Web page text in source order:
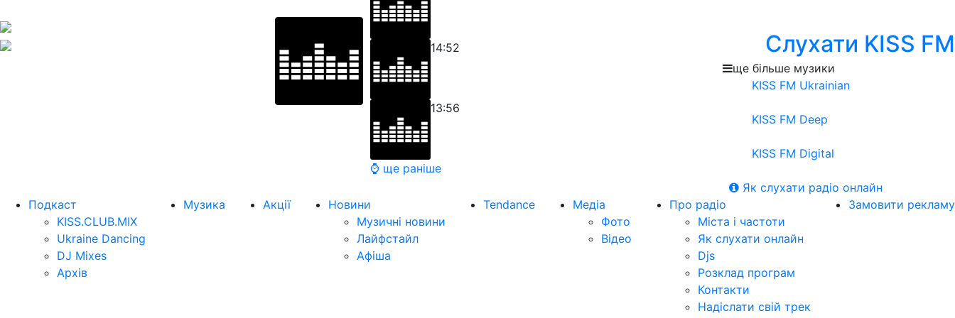
14:52
13:56
⌚ ще раніше
Слухати KISS FM
ще більше музики
KISS FM Ukrainian
KISS FM Deep
KISS FM Digital
Як слухати радіо онлайн
Подкаст
KISS.CLUB.MIX
Ukraine Dancing
DJ Mixes
Архів
Музика Акції
Новини
Музичні новини
Лайфстайл
Афіша
Tendance
Медіа
Фото
Відео
Про радіо
Міста і частоти
Як слухати онлайн
Djs
Розклад програм
Контакти
Надіслати свій трек
Замовити рекламу